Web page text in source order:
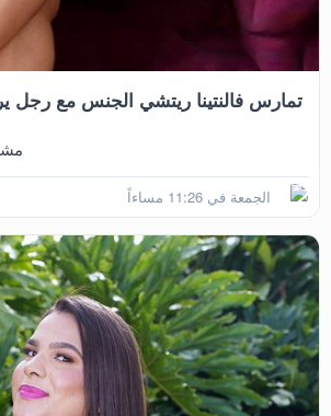
تمارس فالنتينا ريتشي الجنس مع رجل
الجمعة في 11:26 مساءاً